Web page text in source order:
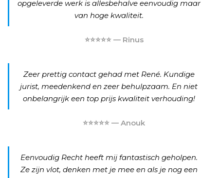
opgeleverde werk is allesbehalve eenvoudig maar
van hoge kwaliteit.
⭐⭐⭐⭐⭐ — Rinus
Zeer prettig contact gehad met René. Kundige
jurist, meedenkend en zeer behulpzaam. En niet
onbelangrijk een top prijs kwaliteit verhouding!
⭐⭐⭐⭐⭐ — Anouk
Eenvoudig Recht heeft mij fantastisch geholpen.
Ze zijn vlot, denken met je mee en als je nog een